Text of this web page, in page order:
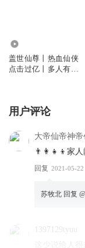
盖世仙尊丨热血仙侠
点击过亿丨多人有声
用户评论
大帝仙帝神帝
👨‍👩‍👧‍👦家
回复 2021-05-22
苏牧北 回复 @
1397129tyuu